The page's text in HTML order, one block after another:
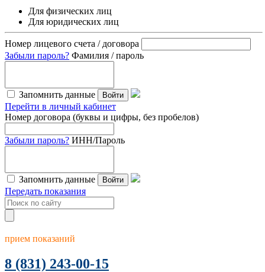
Для физических лиц
Для юридических лиц
Номер лицевого счета / договора
Забыли пароль? Фамилия / пароль
Запомнить данные Войти
Перейти в личный кабинет
Номер договора (буквы и цифры, без пробелов)
Забыли пароль? ИНН/Пароль
Запомнить данные Войти
Передать показания
прием показаний
8 (831) 243-00-15